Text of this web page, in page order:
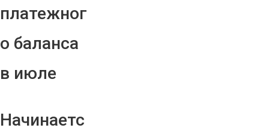
платежног
о баланса
в июле
Начинаетс